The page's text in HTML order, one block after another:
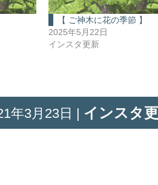
【 ご神木に花の季節 】
2025年5月22日
インスタ更新
年3月23日 | インスタ